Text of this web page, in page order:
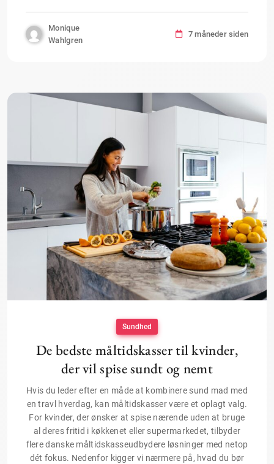
Monique
Wahlgren
7 måneder siden
Sundhed
De bedste måltidskasser til kvinder,
der vil spise sundt og nemt
Hvis du leder efter en måde at kombinere sund mad med
en travl hverdag, kan måltidskasser være et oplagt valg.
For kvinder, der ønsker at spise nærende uden at bruge
al deres fritid i køkkenet eller supermarkedet, tilbyder
flere danske måltidskasseudbydere løsninger med netop
dét fokus. Nedenfor kigger vi nærmere på, hvad du bør